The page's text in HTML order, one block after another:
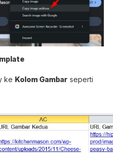
ke Kolom Gambar seperti